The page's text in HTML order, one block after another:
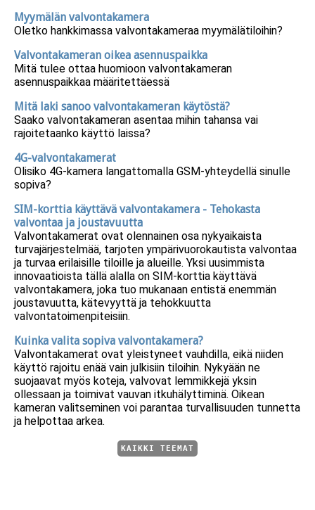
Myymälän valvontakamera
Oletko hankkimassa valvontakameraa myymälätiloihin?
Valvontakameran oikea asennuspaikka
Mitä tulee ottaa huomioon valvontakameran
asennuspaikkaa määritettäessä
Mitä laki sanoo valvontakameran käytöstä?
Saako valvontakameran asentaa mihin tahansa vai
rajoitetaanko käyttö laissa?
4G-valvontakamerat
Olisiko 4G-kamera langattomalla GSM-yhteydellä sinulle
sopiva?
SIM-korttia käyttävä valvontakamera - Tehokasta
valvontaa ja joustavuutta
Valvontakamerat ovat olennainen osa nykyaikaista
turvajärjestelmää, tarjoten ympärivuorokautista valvontaa
ja turvaa erilaisille tiloille ja alueille. Yksi uusimmista
innovaatioista tällä alalla on SIM-korttia käyttävä
valvontakamera, joka tuo mukanaan entistä enemmän
joustavuutta, kätevyyttä ja tehokkuutta
valvontatoimenpiteisiin.
Kuinka valita sopiva valvontakamera?
Valvontakamerat ovat yleistyneet vauhdilla, eikä niiden
käyttö rajoitu enää vain julkisiin tiloihin. Nykyään ne
suojaavat myös koteja, valvovat lemmikkejä yksin
ollessaan ja toimivat vauvan itkuhälyttiminä. Oikean
kameran valitseminen voi parantaa turvallisuuden tunnetta
ja helpottaa arkea.
KAIKKI TEEMAT